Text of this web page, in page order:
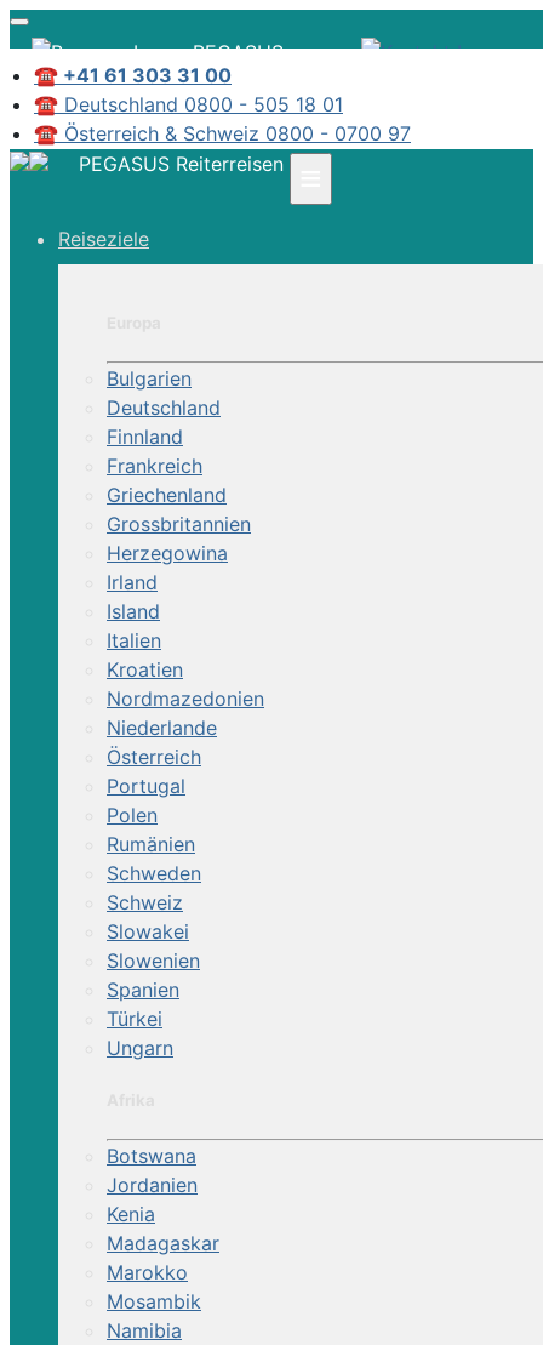
PEGASUS
☎ +41 61 303 31 00
☎ Deutschland 0800 - 505 18 01
☎ Österreich & Schweiz 0800 - 0700 97
|
Über Uns
PEGASUS Reiterreisen
Reiseziele
Bulgarien
Deutschland
Finnland
Frankreich
Griechenland
Grossbritannien
Herzegowina
Irland
Island
Italien
Kroatien
Nordmazedonien
Niederlande
Österreich
Portugal
Polen
Rumänien
Schweden
Schweiz
Slowakei
Slowenien
Spanien
Türkei
Ungarn
Botswana
Jordanien
Kenia
Madagaskar
Marokko
Mosambik
Namibia